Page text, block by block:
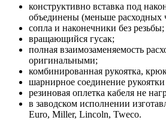
конструктивно вставка под
объединены (меньше расходных
сопла и наконечники без резьбы;
вращающийся гусак;
полная взаимозаменяемость
оригинальными;
комбинированная рукоятка,
шарнирное соединение
резиновая оплетка кабеля не
в заводском исполнении
Euro, Miller, Lincoln, Tweco.